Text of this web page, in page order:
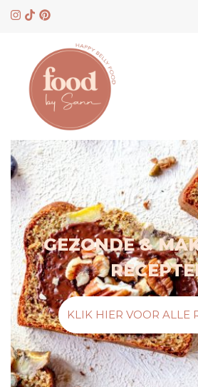
Skip
GEZONDE &
KLIK HIER VOOR ALLE